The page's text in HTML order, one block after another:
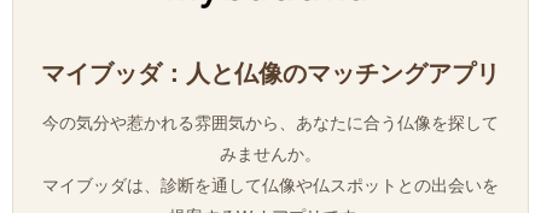
マイブッダ：人と仏像のマッチングアプリ
今の気分や惹かれる雰囲気から、あなたに合う仏像を探して
みませんか。
マイブッダは、診断を通して仏像や仏スポットとの出会いを